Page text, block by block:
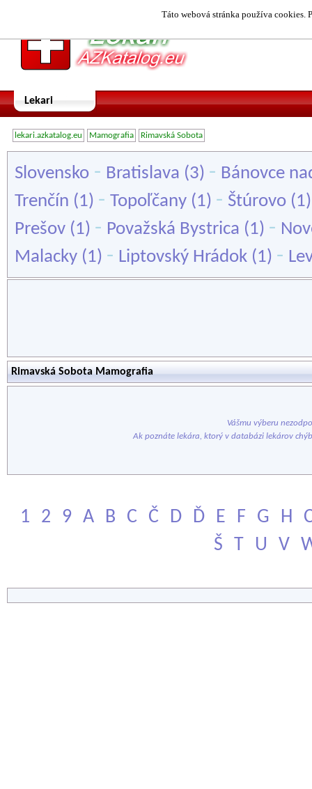
Táto webová stránka používa cookies.
Lekari
lekari.azkatalog.eu Mamografia Rimavská Sobota
Slovensko - Bratislava (3) - Bánovce
Trenčín (1) - Topoľčany (1) - Štúrovo
Prešov (1) - Považská Bystrica (1) -
Malacky (1) - Liptovský Hrádok (1) -
Rimavská Sobota Mamografia
Vášmu výberu
Ak poznáte lekára, ktorý v databázi lekárov
1 2 9 A B C Č D Ď E F G H
Š
T U V